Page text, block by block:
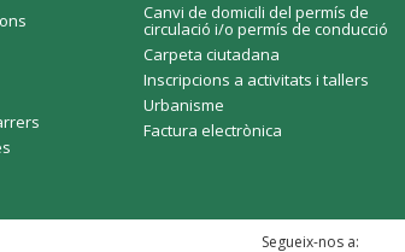
Canvi de domicili del permís de
circulació i/o permís de conducció
Carpeta ciutadana
Inscripcions a activitats i tallers
Urbanisme
Factura electrònica
Segueix-nos a: